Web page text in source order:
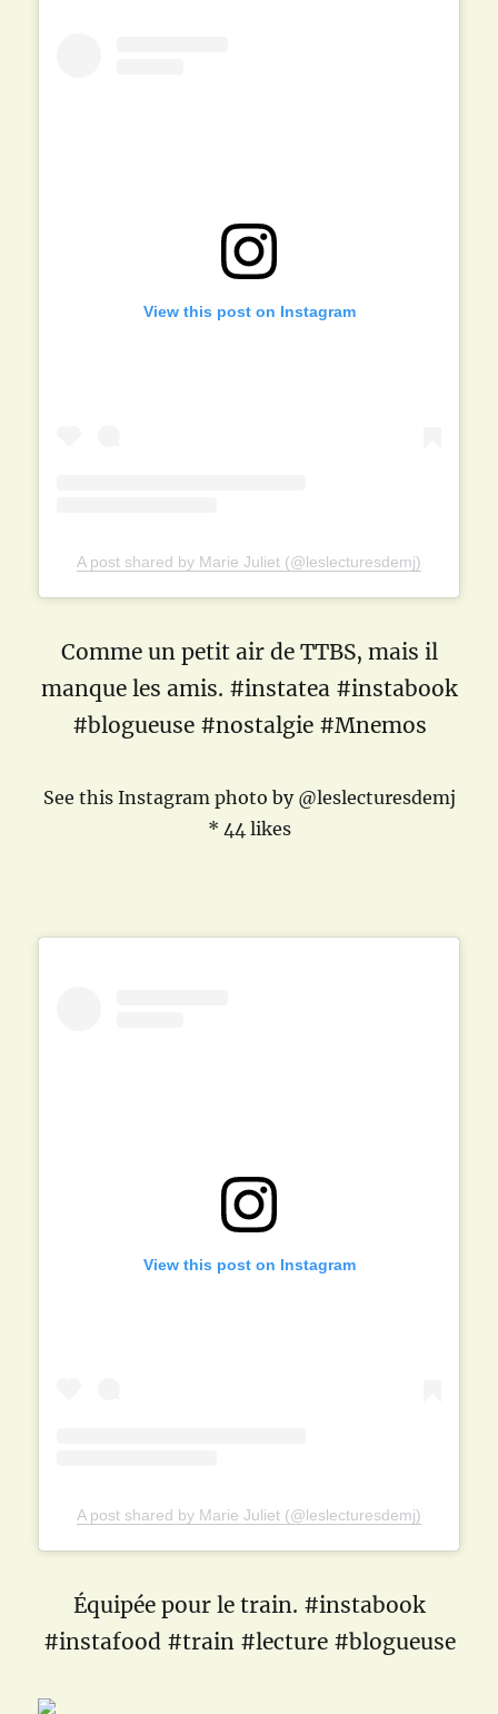
View this post on Instagram
A post shared by Marie Juliet (@leslecturesdemj)
Comme un petit air de TTBS, mais il
manque les amis. #instatea #instabook
#blogueuse #nostalgie #Mnemos
See this Instagram photo by @leslecturesdemj
* 44 likes
View this post on Instagram
A post shared by Marie Juliet (@leslecturesdemj)
Équipée pour le train. #instabook
#instafood #train #lecture #blogueuse